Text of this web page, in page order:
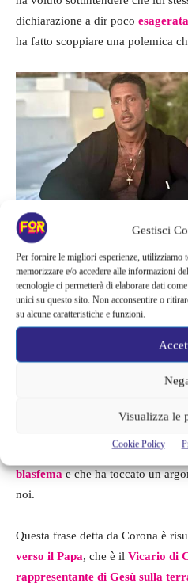
Gestisci
Per fornire le migliori esperienze, utilizziamo
memorizzare e/o accedere alle informazioni
tecnologie ci permetterà di elaborare dati
unici su questo sito. Non acconsentire o
su alcune caratteristiche e funzioni.
Visualizza le
Cookie Policy
dichiarazione a dir poco esagerata
ha fatto scoppiare una polemica
Un nuovo inizio per Fabrizio e Sara, che
Fortementein.com
Evidenziando la presunta data di
), Fabrizio Corona
. Un’affermazione
blasfemae che ha toccato un
noi.
Questa frase detta da Corona è
verso il Papa, che è il Vicario di
rappresentante di Gesù sulla